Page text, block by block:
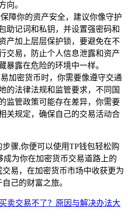
向。
障你的资产安全，建议你像守护
助记词和私钥，并设置强密码和
产加上层层保护锁，要避免在不
交易，防止个人信息泄露和资产
暴露在危险的环境中一样。
加密货币时，你需要像遵守交通
的法律法规和监管要求，不同国
监管政策可能存在差异，你需要
关规定，确保自己的交易活动合
骤,你便可以使用TP钱包轻松购
为你在加密货币交易道路上的
易，在加密货币市场中收获更为
己的财富之旅。
卖交易不了？原因与解决办法大